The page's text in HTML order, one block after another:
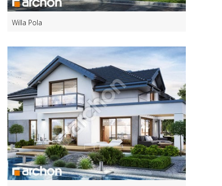
Willa Pola